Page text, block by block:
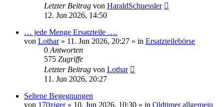
Letzter Beitrag von HaraldSchuessler
12. Jun 2026, 14:50
… jede Menge Ersatzteile ….
von Lothar» 11. Jun 2026, 20:27 » in Ersatzteilebörse
0 Antworten
575 Zugriffe
Letzter Beitrag von Lothar
11. Jun 2026, 20:27
Seltene Begegnungen
von 170ziger» 10. Jun 2026, 10:30 » in Oldtimer allgemein